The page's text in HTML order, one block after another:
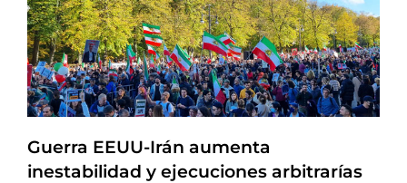
Guerra EEUU-Irán aumenta
inestabilidad y ejecuciones arbitrarías